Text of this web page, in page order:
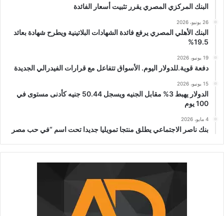
البنك المركزي المصري يقرر تثبيت أسعار الفائدة
26 يونيو، 2026
البنك الأهلي المصري يرفع فائدة الشهادات البلاتينية ويطرح شهادة بعائد
19.5%
19 يونيو، 2026
دفعة قوية.للدولار اليوم. الأسواق تتفاعل مع قرارات الفيدرالي الجديدة
15 يونيو، 2026
الدولار يهبط 3% مقابل الجنيه ويسجل 50.44 جنيه كأدنى مستوى في
100 يوم
4 مايو، 2026
بنك ناصر الاجتماعي يطلق منتجا تمويليا جديدا تحت اسم “في حب مصر